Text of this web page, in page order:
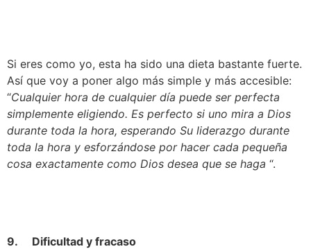
Si eres como yo, esta ha sido una dieta bastante fuerte.
Así que voy a poner algo más simple y más accesible:
“Cualquier hora de cualquier día puede ser perfecta
simplemente eligiendo. Es perfecto si uno mira a Dios
durante toda la hora, esperando Su liderazgo durante
toda la hora y esforzándose por hacer cada pequeña
cosa exactamente como Dios desea que se haga “.
9.     Dificultad y fracaso